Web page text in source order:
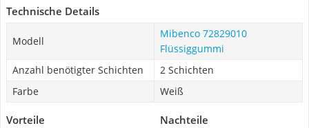
Technische Details
Modell
Mibenco 72829010
Flüssiggummi
Anzahl benötigter Schichten
2 Schichten
Farbe
Weiß
Vorteile Nachteile